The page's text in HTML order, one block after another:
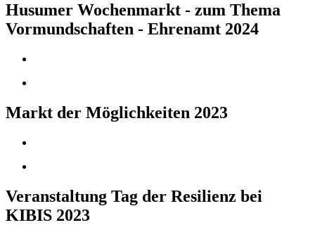
Husumer Wochenmarkt - zum Thema
Vormundschaften - Ehrenamt 2024
Markt der Möglichkeiten 2023
Veranstaltung Tag der Resilienz bei
KIBIS 2023